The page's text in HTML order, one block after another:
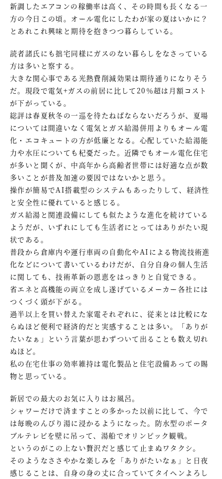
新調したエアコンの稼働率は高く、その時間も長くなる一
方の今日この頃。オール電化にしたわが家の夏はいかに？
とあれこれ興味と期待を抱きつつ暮らしている。
読者諸氏にも拙宅同様にガスのない暮らしをなさっている
方は多いと察する。
大きな関心事である光熱費削減効果は期待通りになりそう
だ。現段で電気+ガスの前居に比して20％超は月額コスト
が下がっている。
総評は春夏秋冬の一巡を待たねばならないだろうが、夏場
については間違いなく電気とガス給湯併用よりもオール電
化・エコキュートの方が低廉となる。心配していた給湯能
力や水圧についても杞憂だった。近隣でもオール電化住宅
が多いと聞くが、中高年から高齢者世帯には好適な点が数
多いことが普及加速の要因ではないかと思う。
操作が簡易でAI搭載型のシステムもあったりして、経済性
と安全性に優れていると感じる。
ガス給湯と関連設備にしても似たような進化を続けている
ようだが、いずれにしても生活者にとってはありがたい現
状である。
普段から倉庫内や運行車両の自動化やAIによる物流技術進
化などについて書いているわけだが、自分自身の個人生活
に関しても、技術革新の恩恵をはっきりと自覚できる。
省エネと高機能の両立を成し遂げているメーカー各社には
つくづく頭が下がる。
過半以上を買い替えた家電それぞれに、従来とは比較にな
らぬほど便利で経済的だと実感することは多い。「ありが
たいなぁ」という言葉が思わずついて出ることも数え切れ
ぬほど。
私の在宅仕事の効率維持は電化製品と住宅設備あっての賜
物と思っている。
新居での最大のお気に入りはお風呂。
シャワーだけで済ますことの多かった以前に比して、今で
は毎晩のんびり湯に浸かるようになった。防水型のポータ
ブルテレビを壁に吊って、湯船でオリンピック観戦。
というのがこの上ない贅沢だと感じて止まぬワタクシ。
そのようなささやかな楽しみを「ありがたいなぁ」と日夜
感じることは、自身の身の丈に合っていてタイヘンよろし